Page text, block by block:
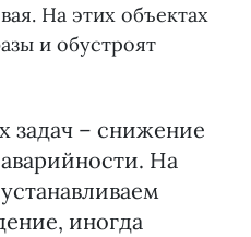
На этих объектах
и обустроят
задач – снижение
На
иногда